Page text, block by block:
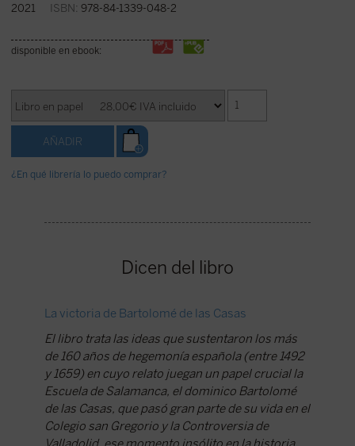
2021 ISBN: 978-84-1339-048-2
disponible en ebook:
¿En qué librería lo puedo comprar?
Dicen del libro
La victoria de Bartolomé de las Casas
El libro trata las ideas que sustentaron los más
de 160 años de hegemonía española (entre 1492
y 1659) en cuyo relato juegan un papel crucial la
Escuela de Salamanca, el dominico Bartolomé
de las Casas, que pasó gran parte de su vida en el
Colegio san Gregorio y la Controversia de